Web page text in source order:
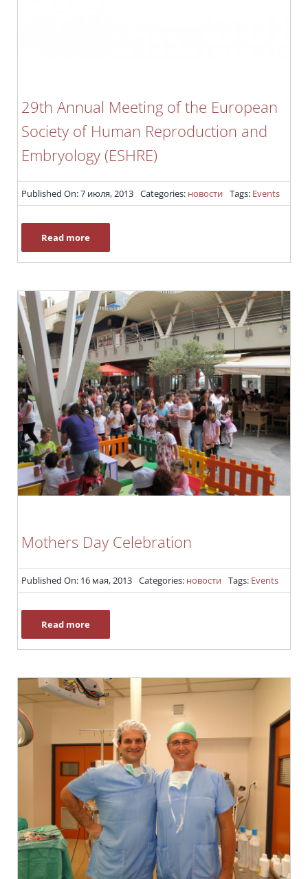
29th Annual Meeting of the European
Society of Human Reproduction and
Embryology (ESHRE)
Published On: 7 июля, 2013 Categories: новости Tags: Events
Read more
Mothers Day Celebration
Published On: 16 мая, 2013 Categories: новости Tags: Events
Read more